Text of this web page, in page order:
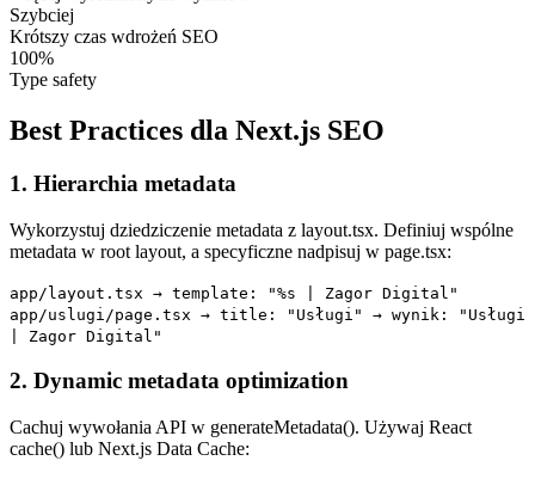
Szybciej
Krótszy czas wdrożeń SEO
100%
Type safety
Best Practices dla Next.js SEO
1. Hierarchia metadata
Wykorzystuj dziedziczenie metadata z layout.tsx. Definiuj wspólne
metadata w root layout, a specyficzne nadpisuj w page.tsx:
app/layout.tsx → template: "%s | Zagor Digital"
app/uslugi/page.tsx → title: "Usługi" → wynik: "Usługi
| Zagor Digital"
2. Dynamic metadata optimization
Cachuj wywołania API w generateMetadata(). Używaj React
cache() lub Next.js Data Cache: